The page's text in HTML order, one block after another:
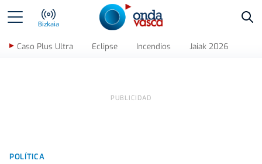
Bizkaia
Caso Plus Ultra Eclipse Incendios Jaiak 2026
POLÍTICA